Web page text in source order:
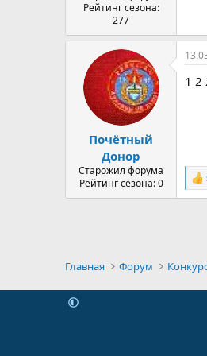
Рейтинг сезона:
277
Почётный
Донор
Старожил форума
Рейтинг сезона: 0
1 2
Р
е
:
Главная Форум